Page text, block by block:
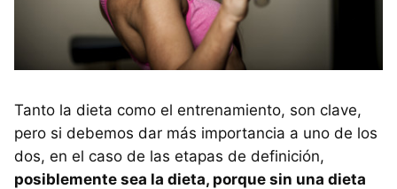
Tanto la dieta como el entrenamiento, son clave,
pero si debemos dar más importancia a uno de los
dos, en el caso de las etapas de definición,
posiblemente sea la dieta, porque sin una dieta